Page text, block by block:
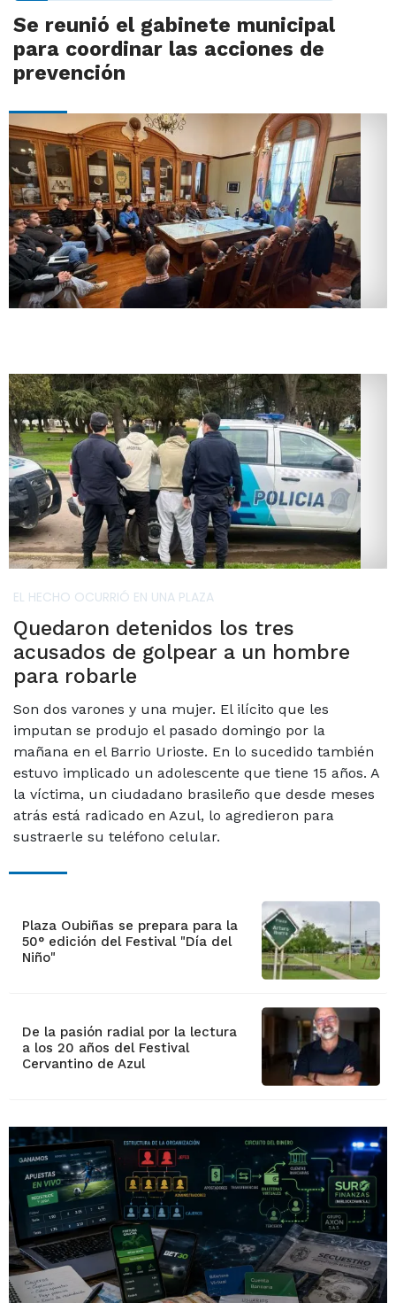
Se reunió el gabinete municipal
para coordinar las acciones de
prevención
EL HECHO OCURRIÓ EN UNA PLAZA
Quedaron detenidos los tres
acusados de golpear a un hombre
para robarle
Son dos varones y una mujer. El ilícito que les
imputan se produjo el pasado domingo por la
mañana en el Barrio Urioste. En lo sucedido también
estuvo implicado un adolescente que tiene 15 años. A
la víctima, un ciudadano brasileño que desde meses
atrás está radicado en Azul, lo agredieron para
sustraerle su teléfono celular.
Plaza Oubiñas se prepara para la
50° edición del Festival "Día del
Niño"
De la pasión radial por la lectura
a los 20 años del Festival
Cervantino de Azul